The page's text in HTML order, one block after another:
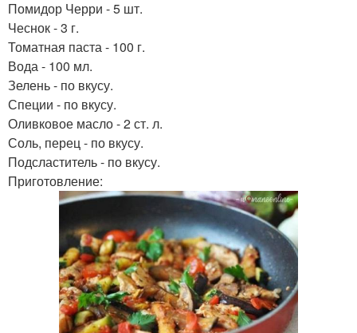
Помидор Черри - 5 шт.
Чеснок - 3 г.
Томатная паста - 100 г.
Вода - 100 мл.
Зелень - по вкусу.
Специи - по вкусу.
Оливковое масло - 2 ст. л.
Соль, перец - по вкусу.
Подсластитель - по вкусу.
Приготовление: